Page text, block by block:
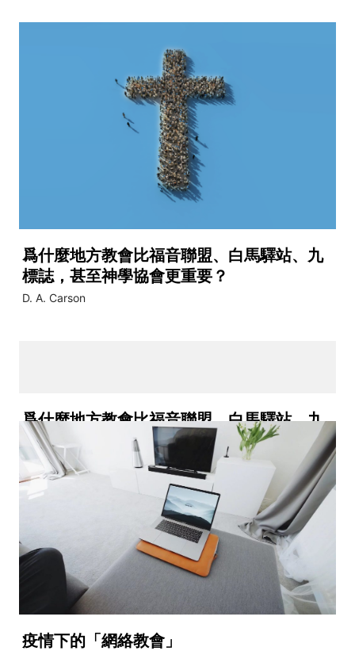
爲什麼地方教會比福音聯盟、白馬驛站、九
標誌，甚至神學協會更重要？
D. A. Carson
爲什麼地方教會比福音聯盟、白馬驛站、九
標誌，甚至神學協會更重要？
D. A. Carson
疫情下的「網絡教會」